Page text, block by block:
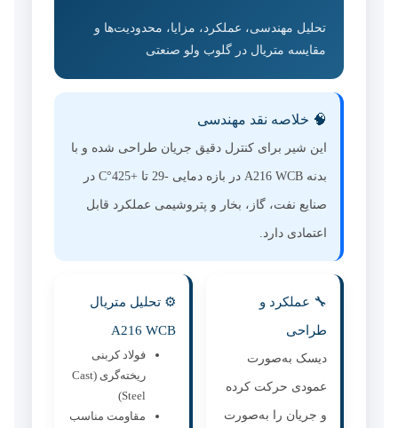
تحلیل مهندسی، عملکرد، مزایا، محدودیت‌ها و
مقایسه متریال در گلوب ولو صنعتی
🧠 خلاصه نقد مهندسی
این شیر برای کنترل دقیق جریان طراحی شده و با
بدنه A216 WCB در بازه دمایی -29 تا +425°C در
صنایع نفت، گاز، بخار و پتروشیمی عملکرد قابل
اعتمادی دارد.
🔧 عملکرد و
طراحی
دیسک به‌صورت
عمودی حرکت کرده
و جریان را به‌صورت
⚙ تحلیل متریال
A216 WCB
فولاد کربنی
ریخته‌گری (Cast
Steel)
مقاومت مناسب